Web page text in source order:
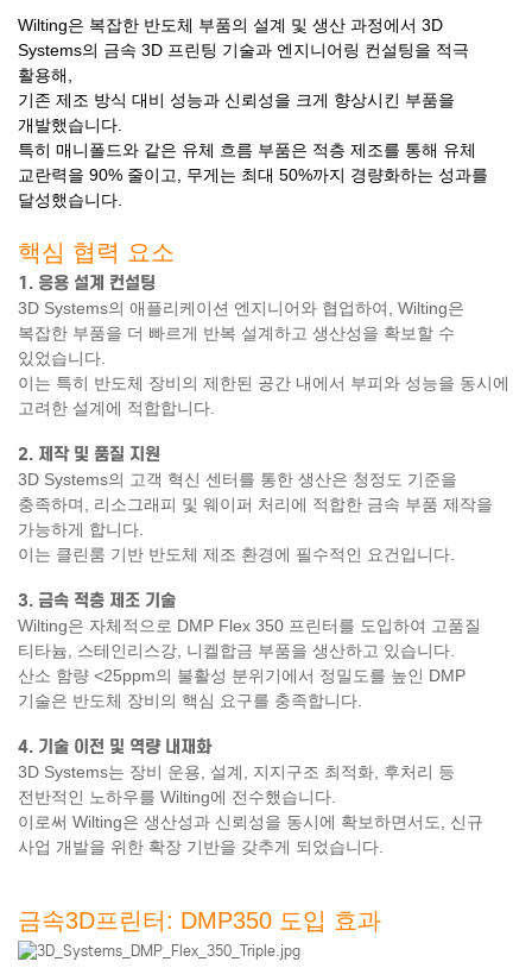
Wilting은 복잡한 반도체 부품의 설계 및 생산 과정에서 3D
Systems의 금속 3D 프린팅 기술과 엔지니어링 컨설팅을 적극
활용해,
기존 제조 방식 대비 성능과 신뢰성을 크게 향상시킨 부품을
개발했습니다.
특히 매니폴드와 같은 유체 흐름 부품은 적층 제조를 통해 유체
교란력을 90% 줄이고, 무게는 최대 50%까지 경량화하는 성과를
달성했습니다.
핵심 협력 요소
1. 응용 설계 컨설팅
3D Systems의 애플리케이션 엔지니어와 협업하여, Wilting은
복잡한 부품을 더 빠르게 반복 설계하고 생산성을 확보할 수
있었습니다.
이는 특히 반도체 장비의 제한된 공간 내에서 부피와 성능을 동시에
고려한 설계에 적합합니다.
2. 제작 및 품질 지원
3D Systems의 고객 혁신 센터를 통한 생산은 청정도 기준을
충족하며, 리소그래피 및 웨이퍼 처리에 적합한 금속 부품 제작을
가능하게 합니다.
이는 클린룸 기반 반도체 제조 환경에 필수적인 요건입니다.
3. 금속 적층 제조 기술
Wilting은 자체적으로 DMP Flex 350 프린터를 도입하여 고품질
티타늄, 스테인리스강, 니켈합금 부품을 생산하고 있습니다.
산소 함량 <25ppm의 불활성 분위기에서 정밀도를 높인 DMP
기술은 반도체 장비의 핵심 요구를 충족합니다.
4. 기술 이전 및 역량 내재화
3D Systems는 장비 운용, 설계, 지지구조 최적화, 후처리 등
전반적인 노하우를 Wilting에 전수했습니다.
이로써 Wilting은 생산성과 신뢰성을 동시에 확보하면서도, 신규
사업 개발을 위한 확장 기반을 갖추게 되었습니다.
금속3D프린터: DMP350 도입 효과